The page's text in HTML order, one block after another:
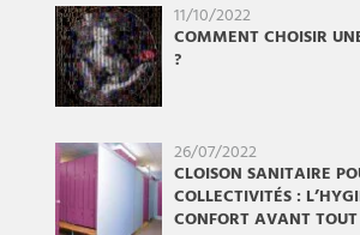
11/10/2022
COMMENT CHOISIR
?
26/07/2022
CLOISON SANITAIRE
COLLECTIVITÉS :
CONFORT AVANT TOUT